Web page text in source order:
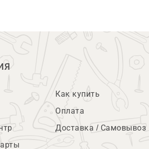
Как купить
Оплата
Доставка / Самовывоз